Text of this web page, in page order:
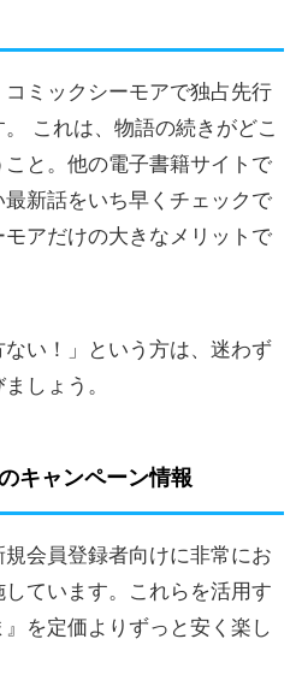
コミックシーモアで独占先行
これは、物語の続きがどこ
と。他の電子書籍サイトで
新話をいち早くチェックで
アだけの大きなメリットで
ない！」という方は、迷わず
しょう。
キャンペーン情報
会員登録者向けに非常にお
ています。これらを活用す
を定価よりずっと安く楽し